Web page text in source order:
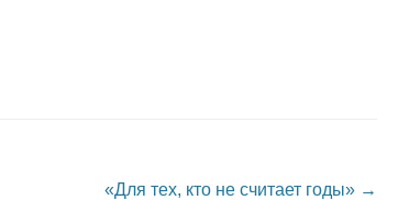
«Для тех, кто не считает годы» →